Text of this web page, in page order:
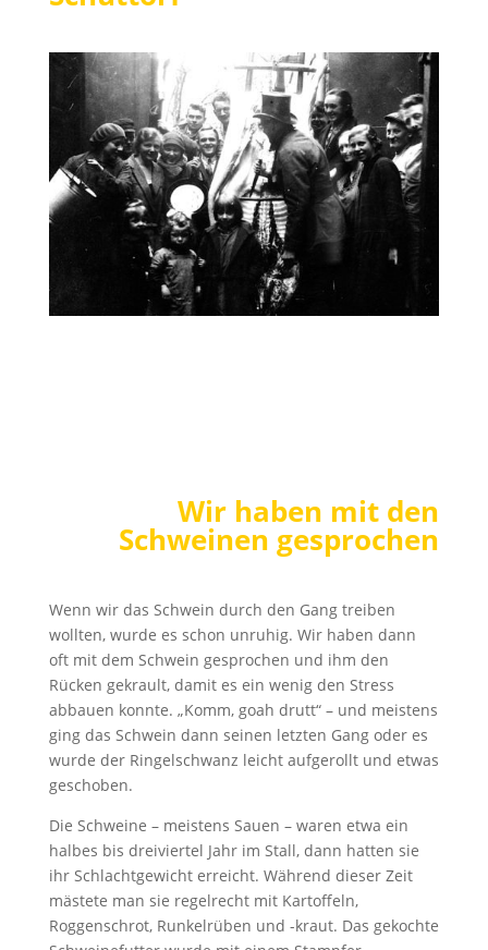
Wir haben mit den
Schweinen gesprochen
Wenn wir das Schwein durch den Gang treiben
wollten, wurde es schon unruhig. Wir haben dann
oft mit dem Schwein gesprochen und ihm den
Rücken gekrault, damit es ein wenig den Stress
abbauen konnte. „Komm, goah drutt“ – und meistens
ging das Schwein dann seinen letzten Gang oder es
wurde der Ringelschwanz leicht aufgerollt und etwas
geschoben.
Die Schweine – meistens Sauen – waren etwa ein
halbes bis dreiviertel Jahr im Stall, dann hatten sie
ihr Schlachtgewicht erreicht. Während dieser Zeit
mästete man sie regelrecht mit Kartoffeln,
Roggenschrot, Runkelrüben und -kraut. Das gekochte